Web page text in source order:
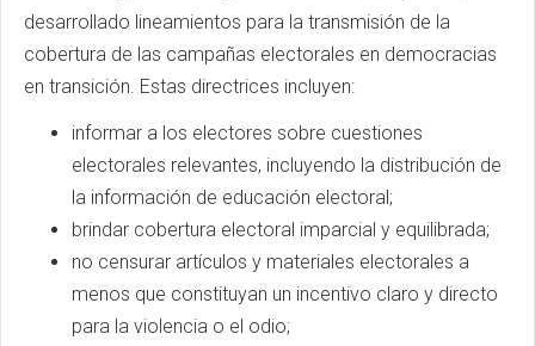
desarrollado lineamientos para la transmisión de la
cobertura de las campañas electorales en democracias
en transición. Estas directrices incluyen:
informar a los electores sobre cuestiones
electorales relevantes, incluyendo la distribución de
la información de educación electoral;
brindar cobertura electoral imparcial y equilibrada;
no censurar artículos y materiales electorales a
menos que constituyan un incentivo claro y directo
para la violencia o el odio;